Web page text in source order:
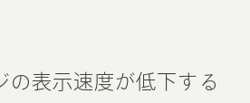
の表示速度が低下する